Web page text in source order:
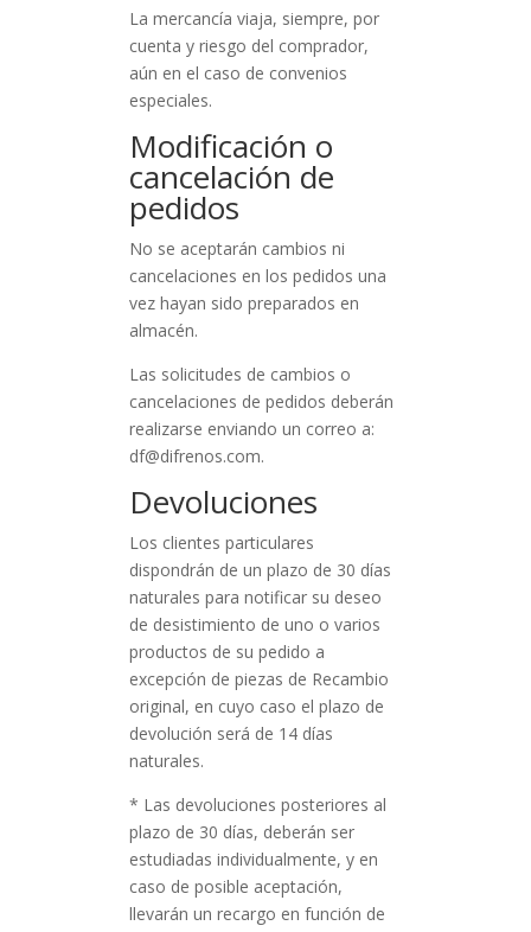
La mercancía viaja, siempre, por
cuenta y riesgo del comprador,
aún en el caso de convenios
especiales.
Modificación o
cancelación de
pedidos
No se aceptarán cambios ni
cancelaciones en los pedidos una
vez hayan sido preparados en
almacén.
Las solicitudes de cambios o
cancelaciones de pedidos deberán
realizarse enviando un correo a:
df@difrenos.com.
Devoluciones
Los clientes particulares
dispondrán de un plazo de 30 días
naturales para notificar su deseo
de desistimiento de uno o varios
productos de su pedido a
excepción de piezas de Recambio
original, en cuyo caso el plazo de
devolución será de 14 días
naturales.
* Las devoluciones posteriores al
plazo de 30 días, deberán ser
estudiadas individualmente, y en
caso de posible aceptación,
llevarán un recargo en función de